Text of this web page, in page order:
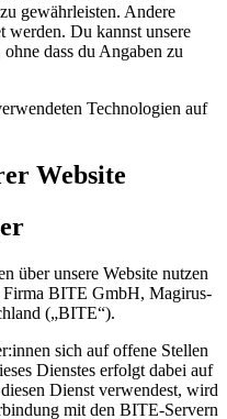
gewährleisten. Andere
werden. Du kannst unsere
dass du Angaben zu
Technologien auf
Website
über unsere Website nutzen
BITE GmbH, Magirus-
(„BITE“).
sich auf offene Stellen
Dienstes erfolgt dabei auf
Dienst verwendest, wird
mit den BITE-Servern